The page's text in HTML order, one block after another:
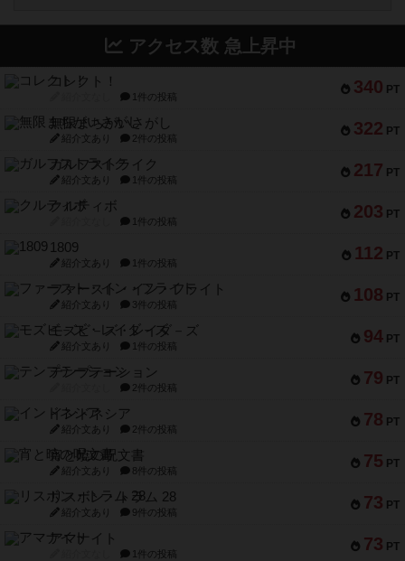
アクセス数 急上昇中
340 PT
コレクト！
1件の投稿
322 PT
無限まちがいさがし
紹介文あり 2件の投稿
217 PT
ガルフストライク
紹介文あり 1件の投稿
203 PT
クルティボ
1件の投稿
112 PT
1809
紹介文あり 1件の投稿
108 PT
ファースト・イン・フライト
紹介文あり 3件の投稿
94 PT
モズビ－ズ・レイダ－ズ
紹介文あり 1件の投稿
79 PT
テンプテーション
2件の投稿
78 PT
インドネシア
紹介文あり 2件の投稿
75 PT
宵と暁の呪文書
紹介文あり 8件の投稿
73 PT
リスボン・トラム 28
紹介文あり 9件の投稿
73 PT
アマナイト
1件の投稿